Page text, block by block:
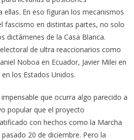
En eso figuran los mecanismos
fascismo en distintas partes, no solo
dictámenes de la Casa Blanca.
de ultra reaccionarios como
Noboa en Ecuador, Javier Milei en
los Estados Unidos.
que ocurra algo parecido a
popular que el proyecto
con hechos como la Marcha
20 de diciembre. Pero la